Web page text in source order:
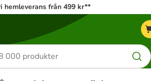
hemleverans från 499 kr**